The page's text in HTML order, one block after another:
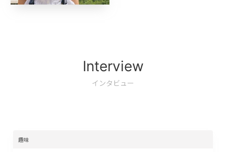
Interview
インタビュー
趣味